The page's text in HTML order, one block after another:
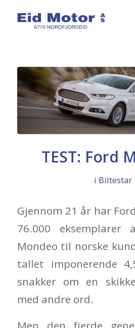
TEST: Ford
i Biltestar
Gjennom 21 år har
76.000 eksemplarer
Mondeo til norske
tallet imponerende
snakker om en
med andre ord.